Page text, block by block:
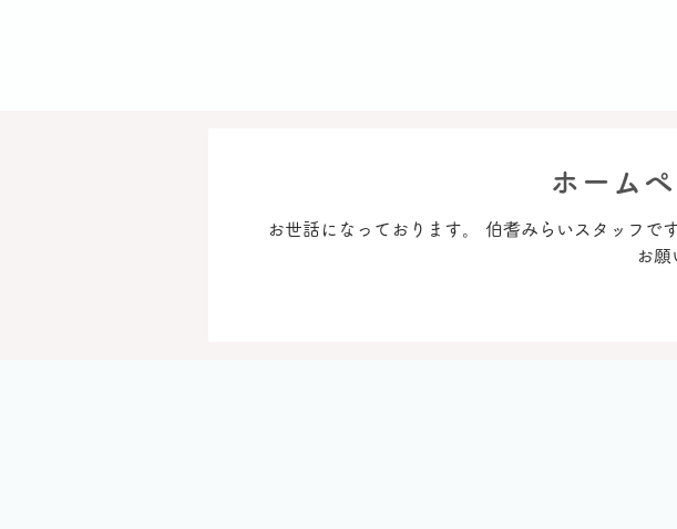
ホーム
お世話になっております。 伯耆みらいスタッフで
お